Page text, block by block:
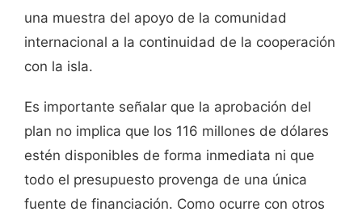
una muestra del apoyo de la comunidad
internacional a la continuidad de la cooperación
con la isla.
Es importante señalar que la aprobación del
plan no implica que los 116 millones de dólares
estén disponibles de forma inmediata ni que
todo el presupuesto provenga de una única
fuente de financiación. Como ocurre con otros